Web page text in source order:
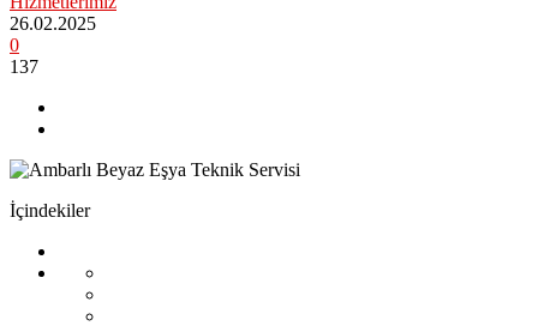
26.02.2025
0
137
İçindekiler